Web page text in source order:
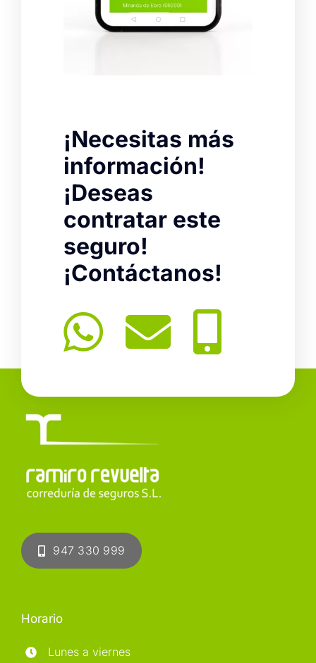
¡Necesitas más
información!
¡Deseas
contratar este
seguro!
¡Contáctanos!
947 330 999
Horario
Lunes a viernes